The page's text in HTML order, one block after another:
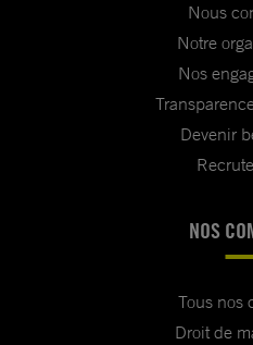
Nous
Notre
Nos
Devenir
NOS
Tous nos
Droit de